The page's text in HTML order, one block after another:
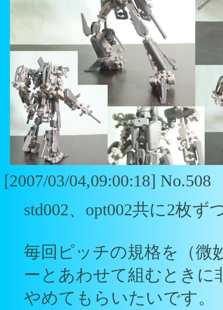
[2007/03/04,09:00:18] No.508
std002、opt002共に2枚ず
毎回ピッチの規格を（微
ーとあわせて組むとき
やめてもらいたいです。